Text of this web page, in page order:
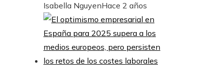
Isabella NguyenHace 2 años